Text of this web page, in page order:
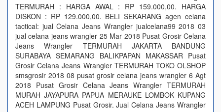
TERMURAH : HARGA AWAL : RP 159.000,00. HARGA
DISKON : RP 129.000,00. BELI SEKARANG agen celana
tactical: jual Celana Jeans Wrangler jualcelana99 2018 03
jual celana jeans wrangler 25 Mar 2018 Pusat Grosir Celana
Jeans Wrangler TERMURAH JAKARTA BANDUNG
SURABAYA SEMARANG BALIKPAPAN MAKASSAR Pusat
Grosir Celana Jeans Wrangler TERMURAH TOKO OLSHOP
smsgrosir 2018 08 pusat grosir celana jeans wrangler 6 Agt
2018 Pusat Grosir Celana Jeans Wrangler TERMURAH
MURAH JAYAPURA PAPUA MERAUKE LOMBOK KUPANG
ACEH LAMPUNG Pusat Grosir. Jual Celana Jeans Wrangler